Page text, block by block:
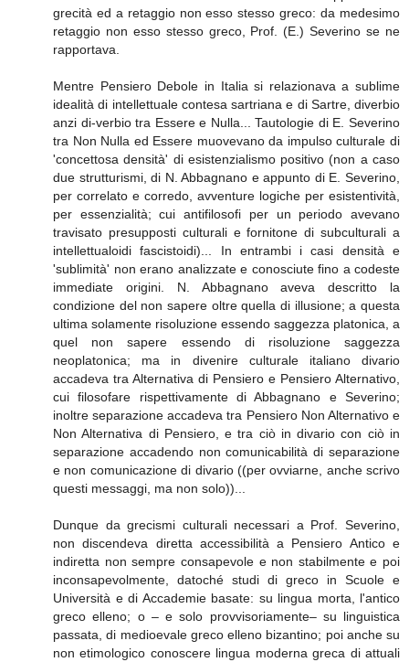
grecità ed a retaggio non esso stesso greco: da medesimo
retaggio non esso stesso greco, Prof. (E.) Severino se ne
rapportava.
Mentre Pensiero Debole in Italia si relazionava a sublime
idealità di intellettuale contesa sartriana e di Sartre, diverbio
anzi di-verbio tra Essere e Nulla... Tautologie di E. Severino
tra Non Nulla ed Essere muovevano da impulso culturale di
'concettosa densità' di esistenzialismo positivo (non a caso
due strutturismi, di N. Abbagnano e appunto di E. Severino,
per correlato e corredo, avventure logiche per esistentività,
per essenzialità; cui antifilosofi per un periodo avevano
travisato presupposti culturali e fornitone di subculturali a
intellettualoidi fascistoidi)... In entrambi i casi densità e
'sublimità' non erano analizzate e conosciute fino a codeste
immediate origini. N. Abbagnano aveva descritto la
condizione del non sapere oltre quella di illusione; a questa
ultima solamente risoluzione essendo saggezza platonica, a
quel non sapere essendo di risoluzione saggezza
neoplatonica; ma in divenire culturale italiano divario
accadeva tra Alternativa di Pensiero e Pensiero Alternativo,
cui filosofare rispettivamente di Abbagnano e Severino;
inoltre separazione accadeva tra Pensiero Non Alternativo e
Non Alternativa di Pensiero, e tra ciò in divario con ciò in
separazione accadendo non comunicabilità di separazione
e non comunicazione di divario ((per ovviarne, anche scrivo
questi messaggi, ma non solo))...
Dunque da grecismi culturali necessari a Prof. Severino,
non discendeva diretta accessibilità a Pensiero Antico e
indiretta non sempre consapevole e non stabilmente e poi
inconsapevolmente, datoché studi di greco in Scuole e
Università e di Accademie basate: su lingua morta, l'antico
greco elleno; o – e solo provvisoriamente– su linguistica
passata, di medioevale greco elleno bizantino; poi anche su
non etimologico conoscere lingua moderna greca di attuali